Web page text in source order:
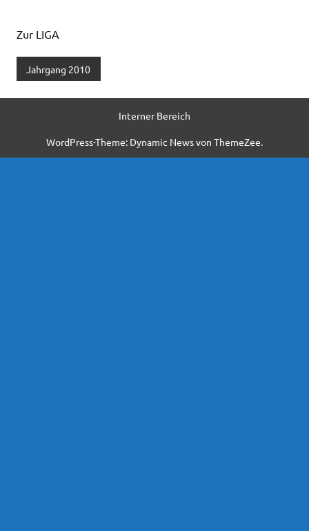
Zur LIGA
Jahrgang 2010
Interner Bereich
WordPress-Theme: Dynamic News von ThemeZee.